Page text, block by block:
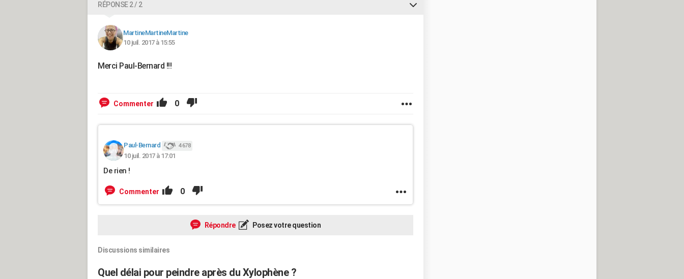
RÉPONSE 2 / 2
MartineMartineMartine
10 juil. 2017 à 15:55
Merci Paul-Bernard !!!
Commenter 0
Paul-Bernard 4 678
10 juil. 2017 à 17:01
De rien !
Commenter 0
Répondre Posez votre question
Discussions similaires
Quel délai pour peindre après du Xylophène ?